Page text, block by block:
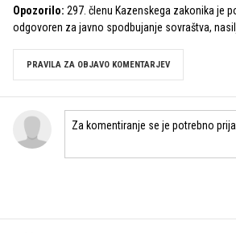
Opozorilo: 297. členu Kazenskega zakonika je
odgovoren za javno spodbujanje sovraštva,
PRAVILA ZA OBJAVO KOMENTARJEV